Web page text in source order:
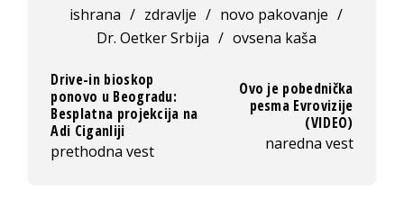
ishrana / zdravlje / novo pakovanje /
Dr. Oetker Srbija / ovsena kaša
Drive-in bioskop
ponovo u Beogradu:
Besplatna projekcija na
Adi Ciganliji
prethodna vest
Ovo je pobednička
pesma Evrovizije
(VIDEO)
naredna vest